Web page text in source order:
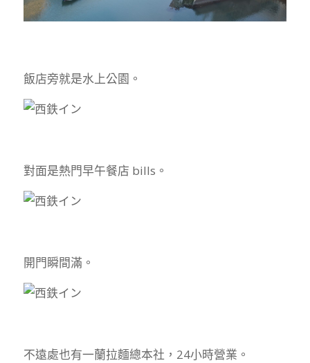
飯店旁就是水上公園。
對面是熱門早午餐店 bills。
開門瞬間滿。
不遠處也有一蘭拉麵總本社，24小時營業。